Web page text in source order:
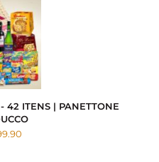
42 ITENS | PANETTONE